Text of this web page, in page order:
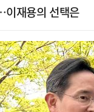
재용의 선택은